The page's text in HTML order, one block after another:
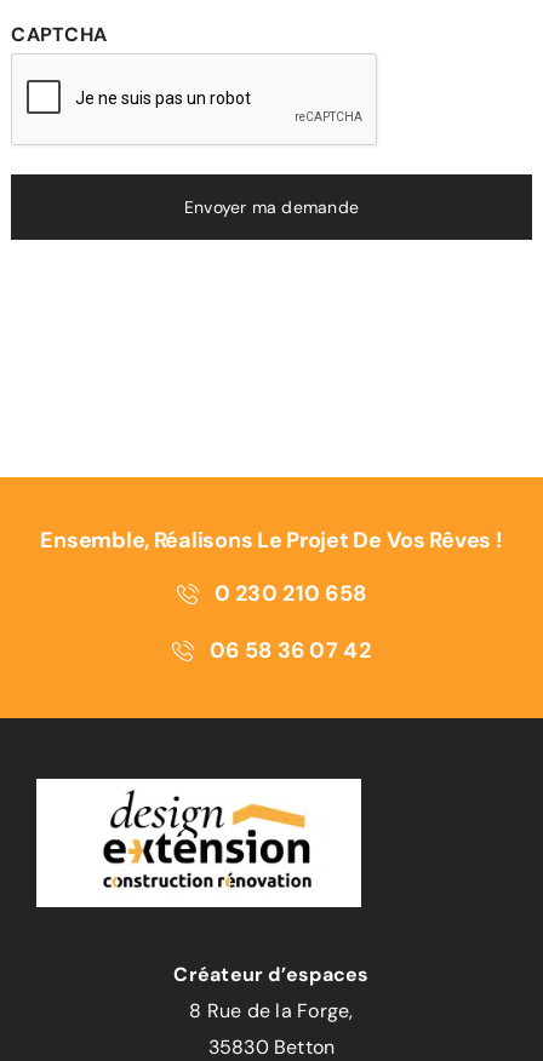
CAPTCHA
Ensemble, Réalisons Le Projet De Vos Rêves !
0 230 210 658
06 58 36 07 42
Créateur d’espaces
8 Rue de la Forge,
35830 Betton